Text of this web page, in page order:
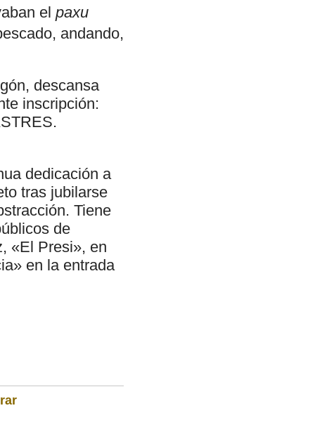
el paxu
andando,
descansa
inscripción:
dedicación a
tras jubilarse
Tiene
de
«El Presi», en
en la entrada